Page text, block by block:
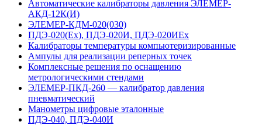
Автоматические калибраторы давления ЭЛЕМЕР-
АКД-12К(И)
ЭЛЕМЕР-КДМ-020(030)
ПДЭ-020(Ex), ПДЭ-020И, ПДЭ-020ИEx
Калибраторы температуры компьютеризированные
Ампулы для реализации реперных точек
Комплексные решения по оснащению
метрологическими стендами
ЭЛЕМЕР-ПКД-260 — калибратор давления
пневматический
Манометры цифровые эталонные
ПДЭ-040, ПДЭ-040И